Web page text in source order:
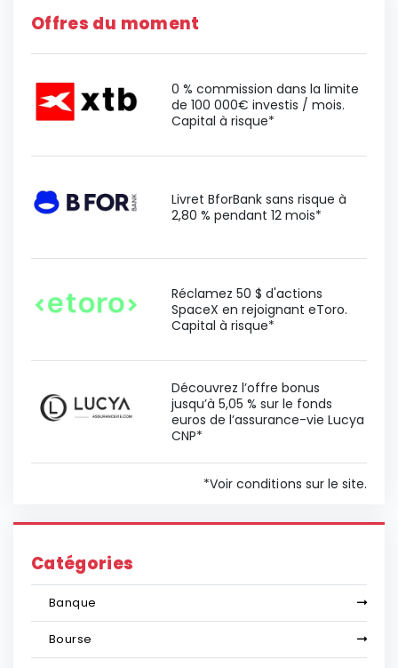
Offres du moment
0 % commission dans la limite
de 100 000€ investis / mois.
Capital à risque*
Livret BforBank sans risque à
2,80 % pendant 12 mois*
Réclamez 50 $ d'actions
SpaceX en rejoignant eToro.
Capital à risque*
Découvrez l’offre bonus
jusqu’à 5,05 % sur le fonds
euros de l’assurance-vie Lucya
CNP*
*Voir conditions sur le site.
Catégories
Banque
Bourse